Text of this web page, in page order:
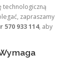
technologiczną
zapraszamy
933 114, aby